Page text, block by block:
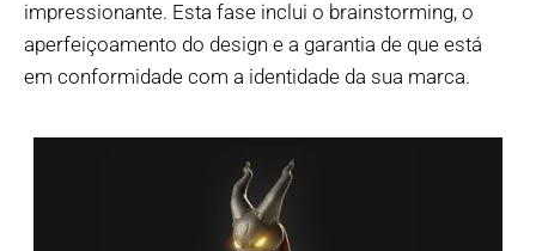
impressionante. Esta fase inclui o brainstorming, o
aperfeiçoamento do design e a garantia de que está
em conformidade com a identidade da sua marca.